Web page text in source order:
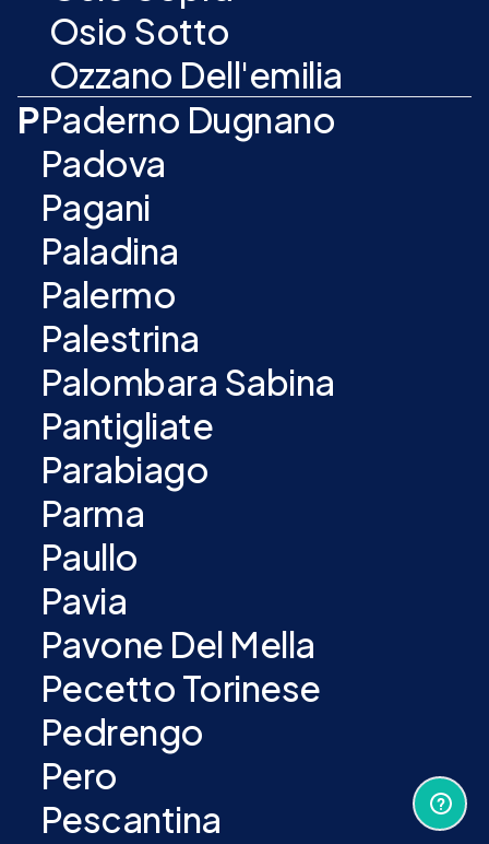
Osio Sotto
Ozzano Dell'emilia
PPaderno Dugnano
Padova
Pagani
Paladina
Palermo
Palestrina
Palombara Sabina
Pantigliate
Parabiago
Parma
Paullo
Pavia
Pavone Del Mella
Pecetto Torinese
Pedrengo
Pero
Pescantina